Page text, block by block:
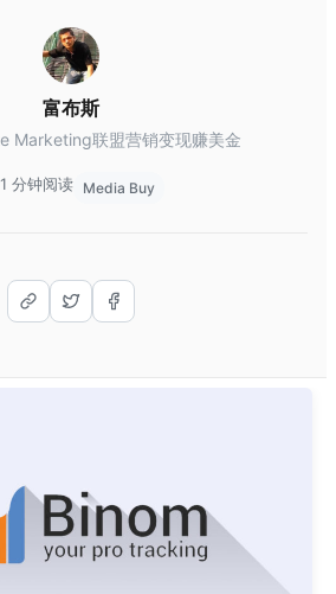
富布斯
Marketing联盟营销变现赚美金
1 分钟阅读 Media Buy